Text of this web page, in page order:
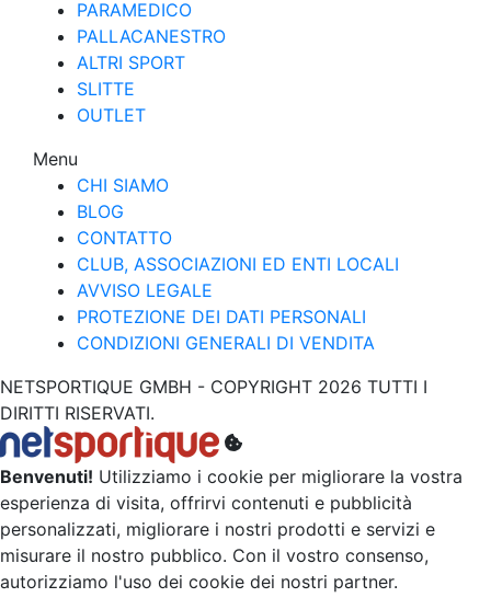
PARAMEDICO
PALLACANESTRO
ALTRI SPORT
SLITTE
OUTLET
Menu
CHI SIAMO
BLOG
CONTATTO
CLUB, ASSOCIAZIONI ED ENTI LOCALI
AVVISO LEGALE
PROTEZIONE DEI DATI PERSONALI
CONDIZIONI GENERALI DI VENDITA
NETSPORTIQUE GMBH - COPYRIGHT 2026 TUTTI I
DIRITTI RISERVATI.
Benvenuti! Utilizziamo i cookie per migliorare la vostra
esperienza di visita, offrirvi contenuti e pubblicità
personalizzati, migliorare i nostri prodotti e servizi e
misurare il nostro pubblico. Con il vostro consenso,
autorizziamo l'uso dei cookie dei nostri partner.